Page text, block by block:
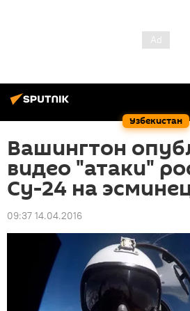
Узбекистан
Вашингтон
видео "атаки"
Су-24 на
09:37 14.04.2016